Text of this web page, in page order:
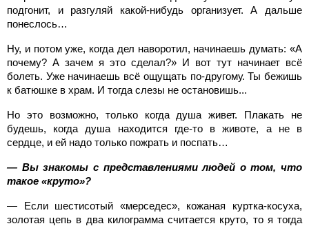
подгонит, и разгуляй какой-нибудь организует. А дальше
понеслось…
Ну, и потом уже, когда дел наворотил, начинаешь думать: «А
почему? А зачем я это сделал?» И вот тут начинает всё
болеть. Уже начинаешь всё ощущать по-другому. Ты бежишь
к батюшке в храм. И тогда слезы не остановишь...
Но это возможно, только когда душа живет. Плакать не
будешь, когда душа находится где-то в животе, а не в
сердце, и ей надо только пожрать и поспать…
— Вы знакомы с представлениями людей о том, что
такое «круто»?
— Если шестисотый «мерседес», кожаная куртка-косуха,
золотая цепь в два килограмма считается круто, то я тогда